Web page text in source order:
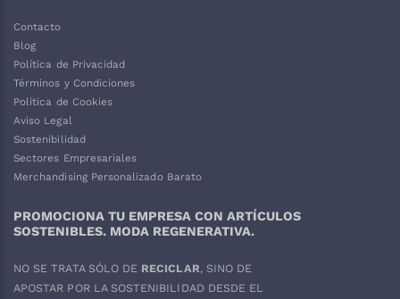
Contacto
Blog
Política de Privacidad
Términos y Condiciones
Política de Cookies
Aviso Legal
Sostenibilidad
Sectores Empresariales
Merchandising Personalizado Barato
PROMOCIONA TU EMPRESA CON ARTÍCULOS
SOSTENIBLES. MODA REGENERATIVA.
NO SE TRATA SÓLO DE RECICLAR, SINO DE
APOSTAR POR LA SOSTENIBILIDAD DESDE EL